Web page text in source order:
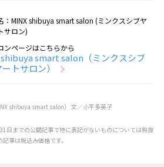
：MINX shibuya smart salon (ミンクスシブヤ
サロン)
ンページはこちらから
smart salon（ミンクスシブ
トサロン）
shibuya smart salon） 文／小平多英子
日までの公開記事で特に表記がないものについては税抜
事は税込み価格です。